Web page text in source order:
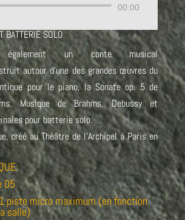
Lecteur
00:00
BATTERIE SOLO
un conte musical
autour d’une des grandes œuvres du
pour le piano, la Sonate op. 5 de
Musique de Brahms, Debussy et
pour batterie solo.
créé au Théâtre de l’Archipel à Paris en
05
piste micro maximum (en fonction
salle)